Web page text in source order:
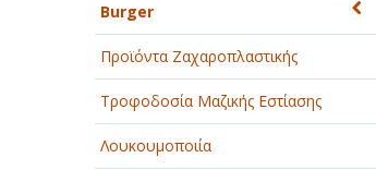
Burger
Προϊόντα Ζαχαροπλαστικής
Τροφοδοσία Μαζικής Εστίασης
Λουκουμοποιία